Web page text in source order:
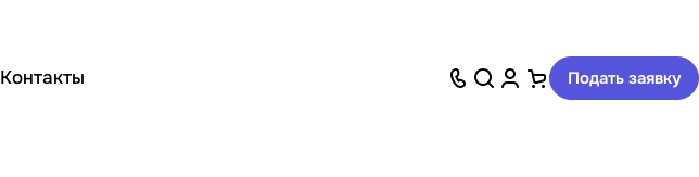
Контакты Подать заявку